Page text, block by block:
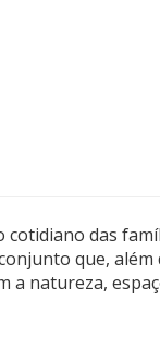
das
que,
a natureza,